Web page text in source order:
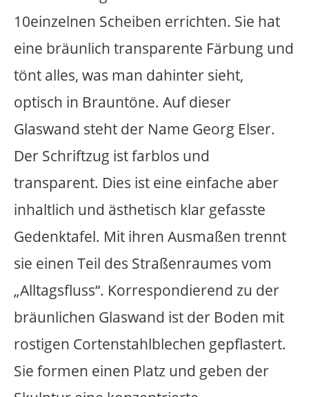
beinhalten aktuell immer die Möglichkeit
des Attentates. Das Wissen um Georg
Elser verstärkt assoziativ die Vermutung,
könnte. Hierdurch wird der Betrachter
zur Reflexion aufgefordert: ist es ein
Kunst? Diese beängstigende Situation
macht klar, dass Gewalt allgegenwärtig
ist und freiheitliche und demokratische
Der Schriftzug und der Rucksack bilden
zwei Punkte, die Fläche der Glasscheiben
ästhetisch unterteilen, verbinden und
eine bildhafte Komposition aufbauen.
Wie zwei Kräftepunkte bekommen sie
eine inhaltliche Bedeutung und Wirkung.
Thomas Gerhards